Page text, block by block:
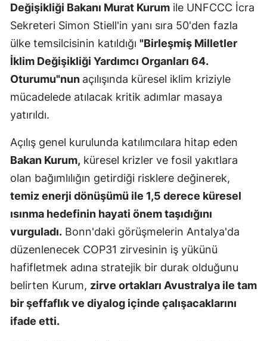
Giresun
Gümüşhane
Hatay
Mersin
İstanbul
İzmir
Kastamonu
Kırklareli
Kırşehir
Değişikliği Bakanı Murat Kurum ile UNFCCC İcra
Sekreteri Simon Stiell'in yanı sıra 50'den fazla
ülke temsilcisinin katıldığı "Birleşmiş Milletler
İklim Değişikliği Yardımcı Organları 64.
Oturumu"nun açılışında küresel iklim kriziyle
mücadelede atılacak kritik adımlar masaya
yatırıldı.
Açılış genel kurulunda katılımcılara hitap eden
Bakan Kurum, küresel krizler ve fosil yakıtlara
olan bağımlılığın getirdiği risklere değinerek,
temiz enerji dönüşümü ile 1,5 derece küresel
ısınma hedefinin hayati önem taşıdığını
vurguladı. Bonn'daki görüşmelerin Antalya'da
düzenlenecek COP31 zirvesinin iş yükünü
hafifletmek adına stratejik bir durak olduğunu
belirten Kurum, zirve ortakları Avustralya ile tam
bir şeffaflık ve diyalog içinde çalışacaklarını
ifade etti.